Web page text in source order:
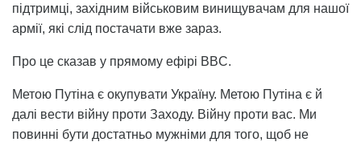
підтримці, західним військовим винищувачам для нашої
армії, які слід постачати вже зараз.
Про це сказав у прямому ефірі BBC.
Метою Путіна є окупувати Україну. Метою Путіна є й
далі вести війну проти Заходу. Війну проти вас. Ми
повинні бути достатньо мужніми для того, щоб не